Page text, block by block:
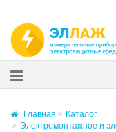
Главная
Каталог
Электромонтажное и